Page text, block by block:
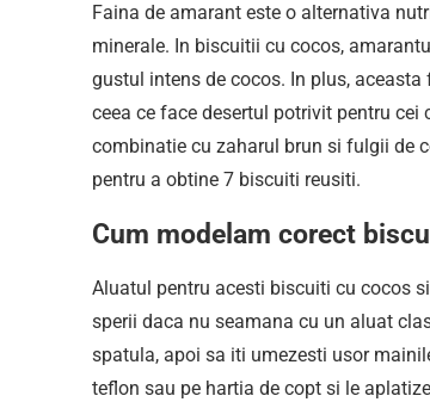
Faina de amarant este o alternativa
minerale. In biscuitii cu cocos,
gustul intens de cocos. In plus,
ceea ce face desertul potrivit pentru cei
combinatie cu zaharul brun si fulgii de
pentru a obtine 7 biscuiti reusiti.
Cum modelam corect
Aluatul pentru acesti biscuiti cu cocos
sperii daca nu seamana cu un aluat
spatula, apoi sa iti umezesti usor
teflon sau pe hartia de copt si le